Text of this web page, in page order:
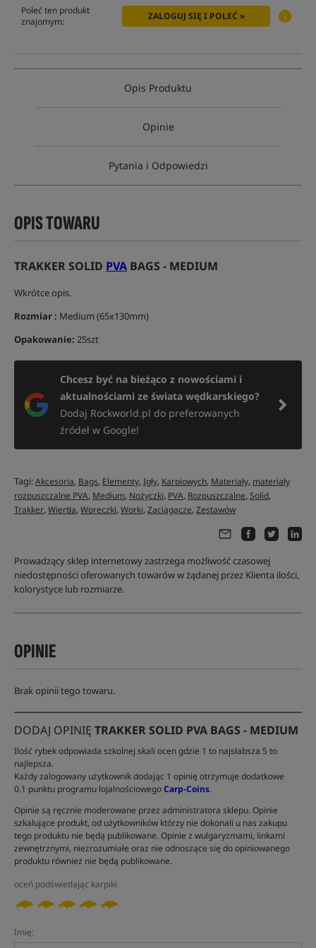
Poleć ten produkt
znajomym:
ZALOGUJ SIĘ I POLEĆ »
Opis Produktu
Opinie
Pytania i Odpowiedzi
OPIS TOWARU
TRAKKER SOLID PVA BAGS - MEDIUM
Wkrótce opis.
Rozmiar : Medium (65x130mm)
Opakowanie: 25szt
Chcesz być na bieżąco z nowościami i
aktualnościami ze świata wędkarskiego?
Dodaj Rockworld.pl do preferowanych
źródeł w Google!
Tagi:Akcesoria, Bags, Elementy,Igły, Karpiowych, Materiały, materiały
rozpuszczalne PVA, Medium, Nożyczki, PVA, Rozpuszczalne,Solid,
Trakker,Wiertła,Woreczki,Worki,Zaciągacze,Zestawów
Prowadzący sklep internetowy zastrzega możliwość czasowej
niedostępności oferowanych towarów w żądanej przez Klienta ilości,
kolorystyce lub rozmiarze.
OPINIE
Brak opinii tego towaru.
DODAJ OPINIĘ TRAKKER SOLID PVA BAGS - MEDIUM
Ilość rybek odpowiada szkolnej skali ocen gdzie 1 to najsłabsza 5 to
najlepsza.
Każdy zalogowany użytkownik dodając 1 opinię otrzymuje dodatkowe
0.1 punktu programu lojalnościowegoCarp-Coins.
Opinie są ręcznie moderowane przez administratora sklepu. Opinie
szkalujące produkt, od użytkowników którzy nie dokonali u nas zakupu
tego produktu nie będą publikowane. Opinie z wulgaryzmami, linkami
zewnętrznymi, niezrozumiałe oraz nie odnoszące się do opiniowanego
produktu również nie będą publikowane.
oceń podświetlając karpiki
Imię: